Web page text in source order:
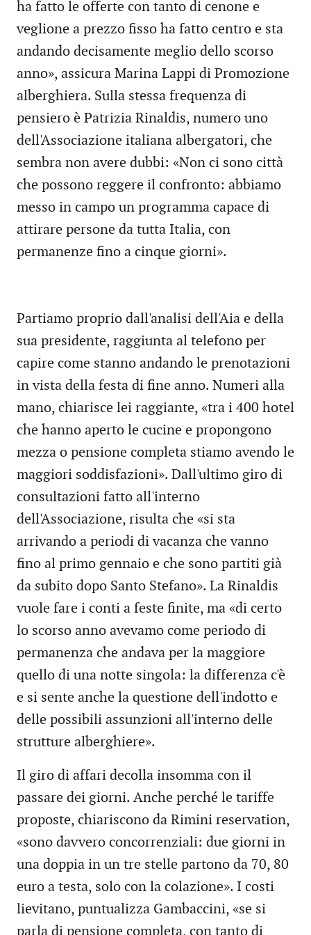
ha fatto le offerte con tanto di cenone e
veglione a prezzo fisso ha fatto centro e sta
andando decisamente meglio dello scorso
anno», assicura Marina Lappi di Promozione
alberghiera. Sulla stessa frequenza di
pensiero è Patrizia Rinaldis, numero uno
dell'Associazione italiana albergatori, che
sembra non avere dubbi: «Non ci sono città
che possono reggere il confronto: abbiamo
messo in campo un programma capace di
attirare persone da tutta Italia, con
permanenze fino a cinque giorni».
Partiamo proprio dall'analisi dell'Aia e della
sua presidente, raggiunta al telefono per
capire come stanno andando le prenotazioni
in vista della festa di fine anno. Numeri alla
mano, chiarisce lei raggiante, «tra i 400 hotel
che hanno aperto le cucine e propongono
mezza o pensione completa stiamo avendo le
maggiori soddisfazioni». Dall'ultimo giro di
consultazioni fatto all'interno
dell'Associazione, risulta che «si sta
arrivando a periodi di vacanza che vanno
fino al primo gennaio e che sono partiti già
da subito dopo Santo Stefano». La Rinaldis
vuole fare i conti a feste finite, ma «di certo
lo scorso anno avevamo come periodo di
permanenza che andava per la maggiore
quello di una notte singola: la differenza c'è
e si sente anche la questione dell'indotto e
delle possibili assunzioni all'interno delle
strutture alberghiere».
Il giro di affari decolla insomma con il
passare dei giorni. Anche perché le tariffe
proposte, chiariscono da Rimini reservation,
«sono davvero concorrenziali: due giorni in
una doppia in un tre stelle partono da 70, 80
euro a testa, solo con la colazione». I costi
lievitano, puntualizza Gambaccini, «se si